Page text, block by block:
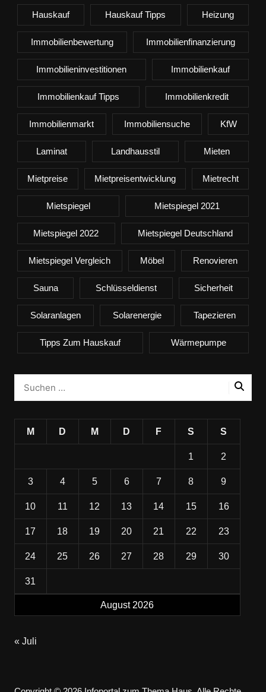
Hauskauf Hauskauf Tipps Heizung
Immobilienbewertung Immobilienfinanzierung
Immobilieninvestitionen Immobilienkauf
Immobilienkauf Tipps Immobilienkredit
Immobilienmarkt Immobiliensuche KfW
Laminat Landhausstil Mieten
Mietpreise Mietpreisentwicklung Mietrecht
Mietspiegel Mietspiegel 2021
Mietspiegel 2022 Mietspiegel Deutschland
Mietspiegel Vergleich Möbel Renovieren
Sauna Schlüsseldienst Sicherheit
Solaranlagen Solarenergie Tapezieren
Tipps Zum Hauskauf Wärmepumpe
August 2026
M D M D F S S
1 2
3 4 5 6 7 8 9
10 11 12 13 14 15 16
17 18 19 20 21 22 23
24 25 26 27 28 29 30
31
« Juli